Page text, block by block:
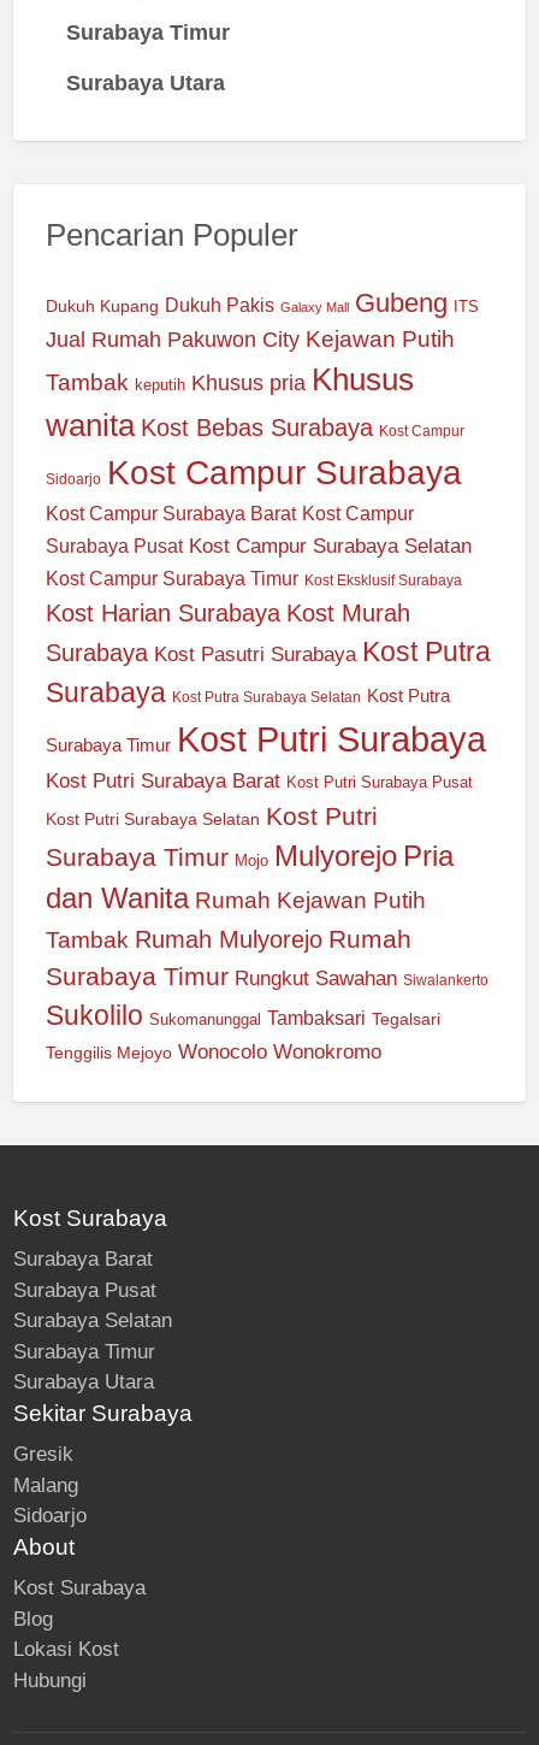
Surabaya Timur
Surabaya Utara
Pencarian Populer
Dukuh Kupang Dukuh Pakis Galaxy Mall Gubeng ITS
Jual Rumah Pakuwon City Kejawan Putih
Tambak keputih Khusus pria Khusus
wanita Kost Bebas Surabaya Kost Campur
Sidoarjo Kost Campur Surabaya
Kost Campur Surabaya Barat Kost Campur
Surabaya Pusat Kost Campur Surabaya Selatan
Kost Campur Surabaya Timur Kost Eksklusif Surabaya
Kost Harian Surabaya Kost Murah
Surabaya Kost Pasutri Surabaya Kost Putra
Surabaya Kost Putra Surabaya Selatan Kost Putra
Surabaya Timur Kost Putri Surabaya
Kost Putri Surabaya Barat Kost Putri Surabaya Pusat
Kost Putri Surabaya Selatan Kost Putri
Surabaya Timur Mojo Mulyorejo Pria
dan Wanita Rumah Kejawan Putih
Tambak Rumah Mulyorejo Rumah
Surabaya Timur Rungkut Sawahan Siwalankerto
Sukolilo Sukomanunggal Tambaksari Tegalsari
Tenggilis Mejoyo Wonocolo Wonokromo
Kost Surabaya
Surabaya Barat
Surabaya Pusat
Surabaya Selatan
Surabaya Timur
Surabaya Utara
Sekitar Surabaya
Gresik
Malang
Sidoarjo
About
Kost Surabaya
Blog
Lokasi Kost
Hubungi